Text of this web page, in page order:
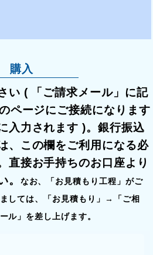
購入
い ( 「ご請求メール」に記
ページにご接続になります
入力されます )。銀行振込
、この欄をご利用になる必
直接お手持ちのお口座より
。
なお、「お見積もり工程」がご
しては、「お見積もり」→「ご相
ル」を差し上げます。